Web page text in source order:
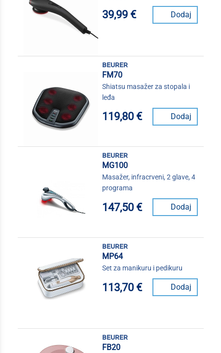
39,99 € Dodaj
beurer
FM70
Shiatsu masažer za stopala i
leđa
119,80 € Dodaj
beurer
MG100
Masažer, infracrveni, 2 glave, 4
programa
147,50 € Dodaj
beurer
MP64
Set za manikuru i pedikuru
113,70 € Dodaj
beurer
FB20